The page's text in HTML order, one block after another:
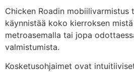
Chicken Roadin
käynnistää koko kierroksen
metroasemalla tai jopa
valmistumista.
Kosketusohjaimet ovat